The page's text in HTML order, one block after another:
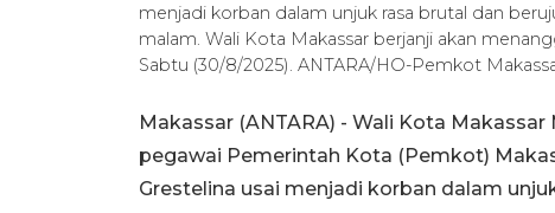
menjadi korban dalam unjuk rasa brutal dan
malam. Wali Kota Makassar berjanji akan
Sabtu (30/8/2025). ANTARA/HO-Pemkot
Makassar (ANTARA) - Wali Kota
pegawai Pemerintah Kota (Pemkot)
Grestelina usai menjadi korban dalam